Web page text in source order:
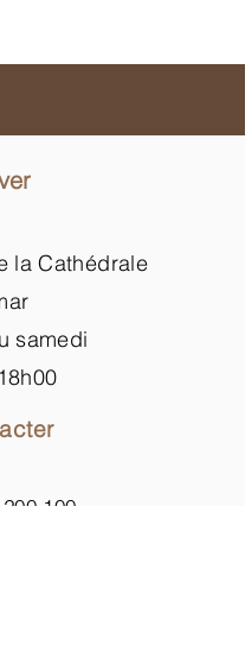
la Cathédrale
samedi
100​